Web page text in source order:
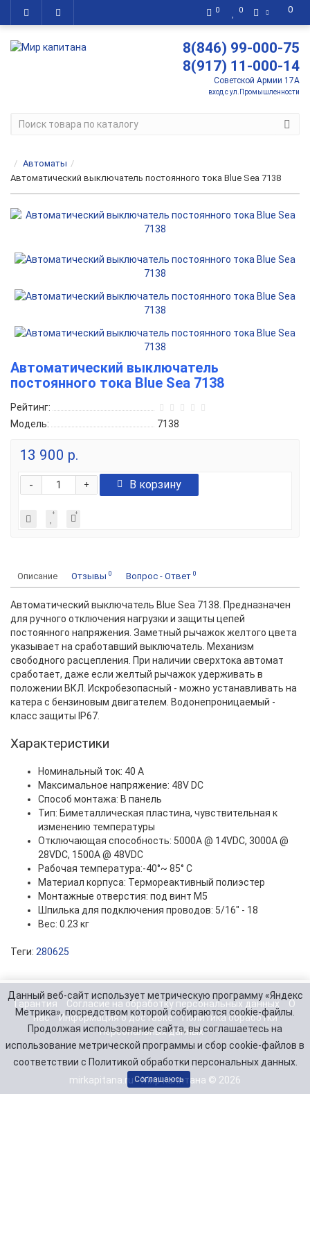
0
0 0
8(846) 99-000-75
8(917) 11-000-14
Советской Армии 17А
вход с ул.Промышленности
Автоматы
Автоматический выключатель постоянного тока Blue Sea 7138
Автоматический выключатель
постоянного тока Blue Sea 7138
Рейтинг:
Модель:
7138
13 900 р.
+
- В корзину
Описание Отзывы 0 Вопрос - Ответ 0
Автоматический выключатель Blue Sea 7138. Предназначен
для ручного отключения нагрузки и защиты цепей
постоянного напряжения. Заметный рычажок желтого цвета
указывает на сработавший выключатель. Механизм
свободного расцепления. При наличии сверхтока автомат
сработает, даже если желтый рычажок удерживать в
положении ВКЛ. Искробезопасный - можно устанавливать на
катера с бензиновым двигателем. Водонепроницаемый -
класс защиты IP67.
Характеристики
Номинальный ток: 40 A
Максимальное напряжение: 48V DC
Способ монтажа: В панель
Тип: Биметаллическая пластина, чувствительная к
изменению температуры
Отключающая способность: 5000A @ 14VDC, 3000A @
28VDC, 1500A @ 48VDC
Рабочая температура:-40°~ 85° C
Материал корпуса: Термореактивный полиэстер
Монтажные отверстия: под винт М5
Шпилька для подключения проводов: 5/16" - 18
Вес: 0.23 кг
Теги: 280625
Гарантия Согласие на обработку персональных данных
О
нас
Информация о доставке
Политика обработки
персональных данных
mirkapitana.ru - Мир капитана © 2026
Данный веб-сайт использует метрическую программу «Яндекс
Метрика», посредством которой собираются cookie-файлы.
Продолжая использование сайта, вы соглашаетесь на
использование метрической программы и сбор cookie-файлов в
соответствии с Политикой обработки персональных данных.
Соглашаюсь